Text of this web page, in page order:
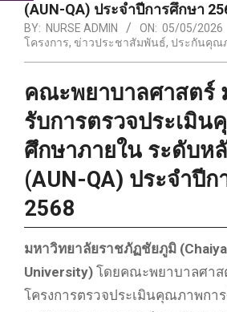
(AUN-QA) ประจำปีการศึกษา
BY: NURSE ADMIN ON: 05/05/2026
โครงการ, ข่าวประชาสัมพันธ์, ประกันคุณ
คณะพยาบาลศาสตร์
รับการตรวจประเมิ
ศึกษาภายใน ระดับห
(AUN-QA) ประจำปีก
2568
มหาวิทยาลัยราชภัฏชัยภูมิ
University) โดยคณะพยาบาลศาส
โครงการตรวจประเมินคุณภาพกา